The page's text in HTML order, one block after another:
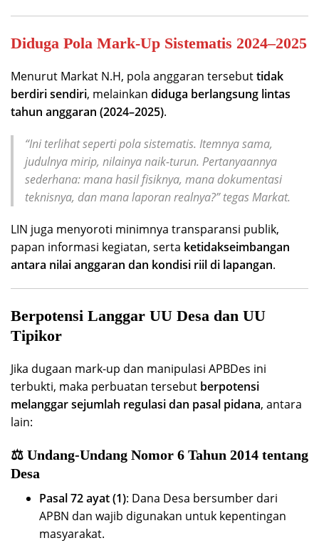
Diduga Pola Mark-Up Sistematis 2024–2025
Menurut Markat N.H, pola anggaran tersebuttidak
berdiri sendiri, melainkan diduga berlangsung lintas
tahun anggaran (2024–2025).
“Ini terlihat seperti pola sistematis. Itemnya sama,
judulnya mirip, nilainya naik-turun. Pertanyaannya
sederhana: mana hasil fisiknya, mana dokumentasi
teknisnya, dan mana laporan realnya?”tegas Markat.
LIN juga menyoroti minimnya transparansi publik,
papan informasi kegiatan, serta ketidakseimbangan
antara nilai anggaran dan kondisi riil di lapangan.
Berpotensi Langgar UU Desa dan UU
Tipikor
Jika dugaan mark-up dan manipulasi APBDes ini
terbukti, maka perbuatan tersebut berpotensi
melanggar sejumlah regulasi dan pasal pidana, antara
lain:
⚖️ Undang-Undang Nomor 6 Tahun 2014 tentang
Desa
Pasal 72 ayat (1): Dana Desa bersumber dari
APBN dan wajib digunakan untuk kepentingan
masyarakat.